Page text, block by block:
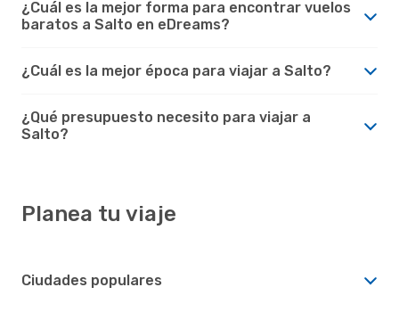
¿Cuál es la mejor forma para encontrar vuelos
baratos a Salto en eDreams?
¿Cuál es la mejor época para viajar a Salto?
¿Qué presupuesto necesito para viajar a
Salto?
Planea tu viaje
Ciudades populares